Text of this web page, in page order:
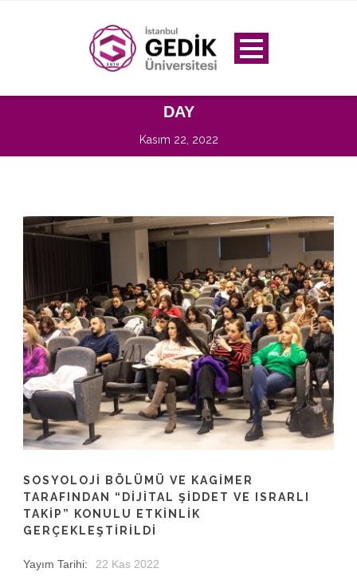
DAY
Kasım 22, 2022
SOSYOLOJI BÖLÜMÜ VE KAGİMER
TARAFINDAN “DIJITAL ŞIDDET VE ISRARLI
TAKIP” KONULU ETKINLIK
GERÇEKLEŞTIRILDI
Yayım Tarihi: 22 Kas 2022